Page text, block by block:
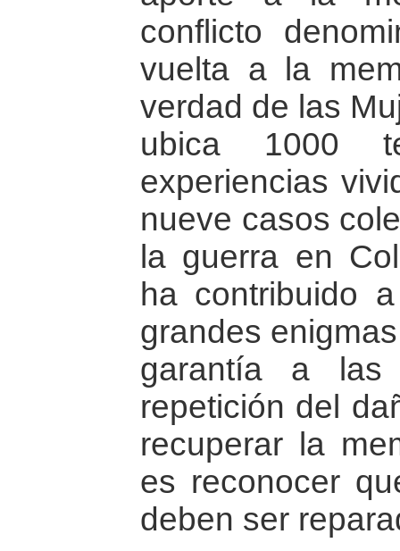
conflicto
vuelta a la
verdad de las
ubica 1000
experiencias
nueve casos
la guerra en
ha contribuido
grandes
garantía a
repetición del
recuperar la
es reconocer
deben ser